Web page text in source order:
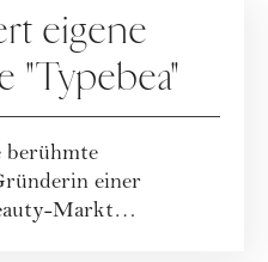
eigene
"Typebea"
berühmte
einer
Markt